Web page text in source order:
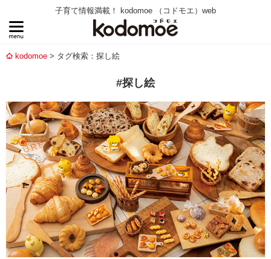
子育て情報満載！ kodomoe （コドモエ）web
kodomoe タグ検索：探し絵
#探し絵